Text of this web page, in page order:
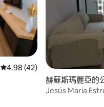
從 42 則評價中獲得 4.98 的平
4.98 (42)
赫蘇斯瑪麗亞的
Jesús Maria